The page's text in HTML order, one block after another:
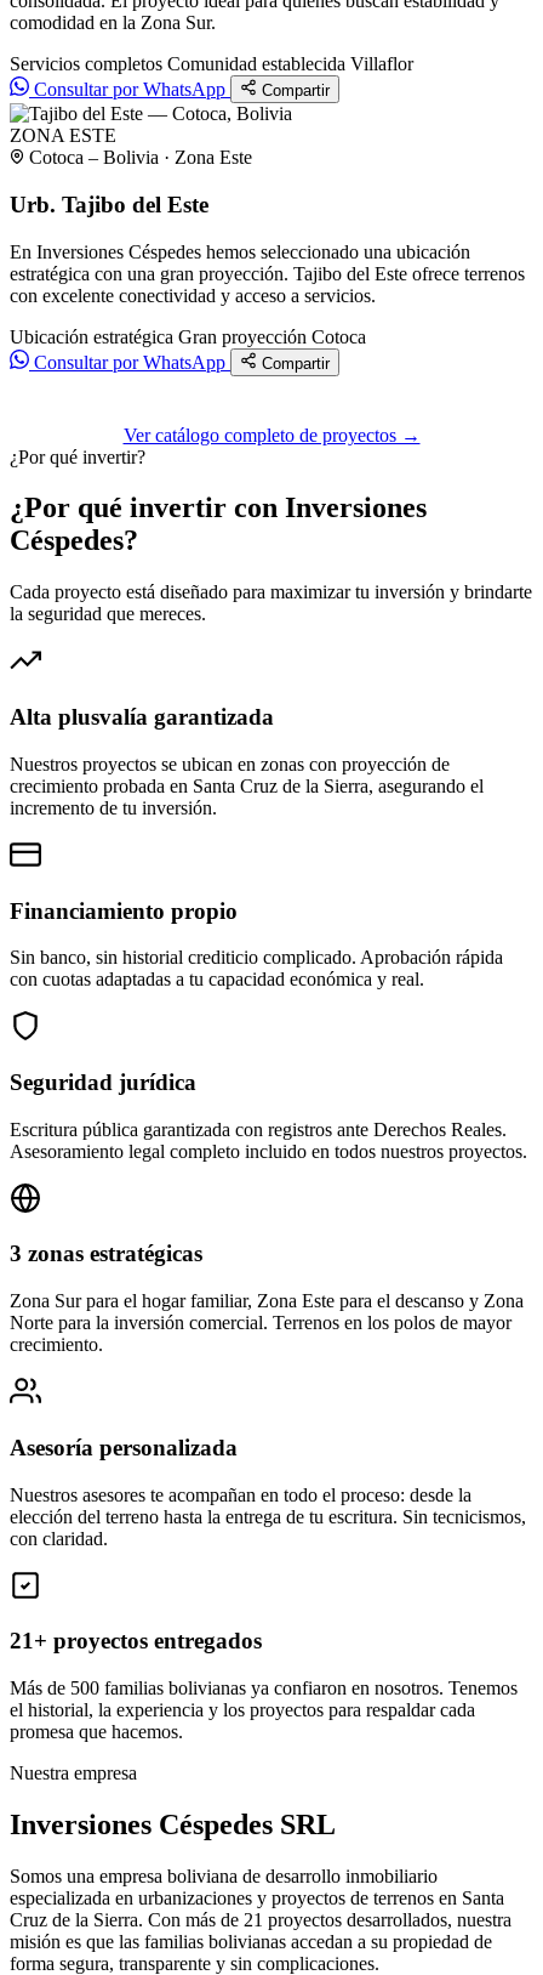
comodidad en la Zona Sur.
Servicios completos Comunidad establecida Villaflor
Consultar por WhatsApp
Compartir
ZONA ESTE
Cotoca – Bolivia · Zona Este
Urb. Tajibo del Este
En Inversiones Céspedes hemos seleccionado una ubicación
estratégica con una gran proyección. Tajibo del Este ofrece terrenos
con excelente conectividad y acceso a servicios.
Ubicación estratégica Gran proyección Cotoca
Consultar por WhatsApp
Compartir
Ver catálogo completo de proyectos →
¿Por qué invertir?
¿Por qué invertir con Inversiones
Céspedes?
Cada proyecto está diseñado para maximizar tu inversión y brindarte
la seguridad que mereces.
Alta plusvalía garantizada
Nuestros proyectos se ubican en zonas con proyección de
crecimiento probada en Santa Cruz de la Sierra, asegurando el
incremento de tu inversión.
Financiamiento propio
Sin banco, sin historial crediticio complicado. Aprobación rápida
con cuotas adaptadas a tu capacidad económica y real.
Seguridad jurídica
Escritura pública garantizada con registros ante Derechos Reales.
Asesoramiento legal completo incluido en todos nuestros proyectos.
3 zonas estratégicas
Zona Sur para el hogar familiar, Zona Este para el descanso y Zona
Norte para la inversión comercial. Terrenos en los polos de mayor
crecimiento.
Asesoría personalizada
Nuestros asesores te acompañan en todo el proceso: desde la
elección del terreno hasta la entrega de tu escritura. Sin tecnicismos,
con claridad.
21+ proyectos entregados
Más de 500 familias bolivianas ya confiaron en nosotros. Tenemos
el historial, la experiencia y los proyectos para respaldar cada
promesa que hacemos.
Nuestra empresa
Inversiones Céspedes SRL
Somos una empresa boliviana de desarrollo inmobiliario
especializada en urbanizaciones y proyectos de terrenos en Santa
Cruz de la Sierra. Con más de 21 proyectos desarrollados, nuestra
misión es que las familias bolivianas accedan a su propiedad de
forma segura, transparente y sin complicaciones.